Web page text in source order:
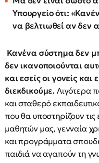
Υπουργείο ότι:
να βελτιωθεί αν δεν
Κανένα σύστημα δεν
δεν ικανοποιούνται
και εσείς οι γονείς και
διεκδικούμε. Λιγότερα
και σταθερό
που θα υποστηρίζουν τις
μαθητών μας, γενναία
και προγράμματα
παιδιά να αγαπούν τη